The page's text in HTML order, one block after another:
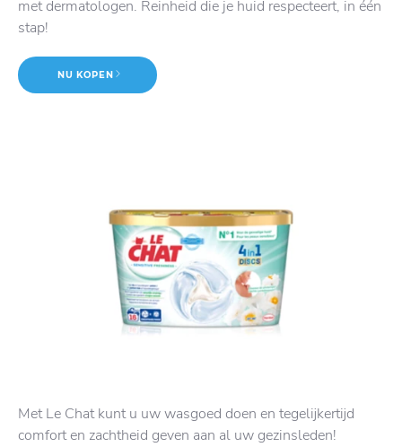
met dermatologen. Reinheid die je huid respecteert, in één
stap!
NU KOPEN
Met Le Chat kunt u uw wasgoed doen en tegelijkertijd
comfort en zachtheid geven aan al uw gezinsleden!